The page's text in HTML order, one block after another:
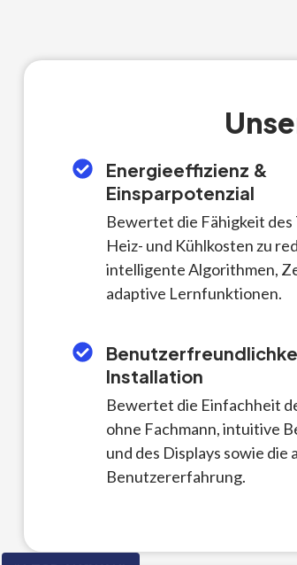
Energieeffizienz &
Einsparpotenzial
Bewertet die Fähigkeit
Heiz- und Kühlkosten zu
intelligente Algorithmen,
adaptive Lernfunktionen.
Installation
Bewertet die Einfachheit
ohne Fachmann, intuitive
und des Displays sowie die
Benutzererfahrung.